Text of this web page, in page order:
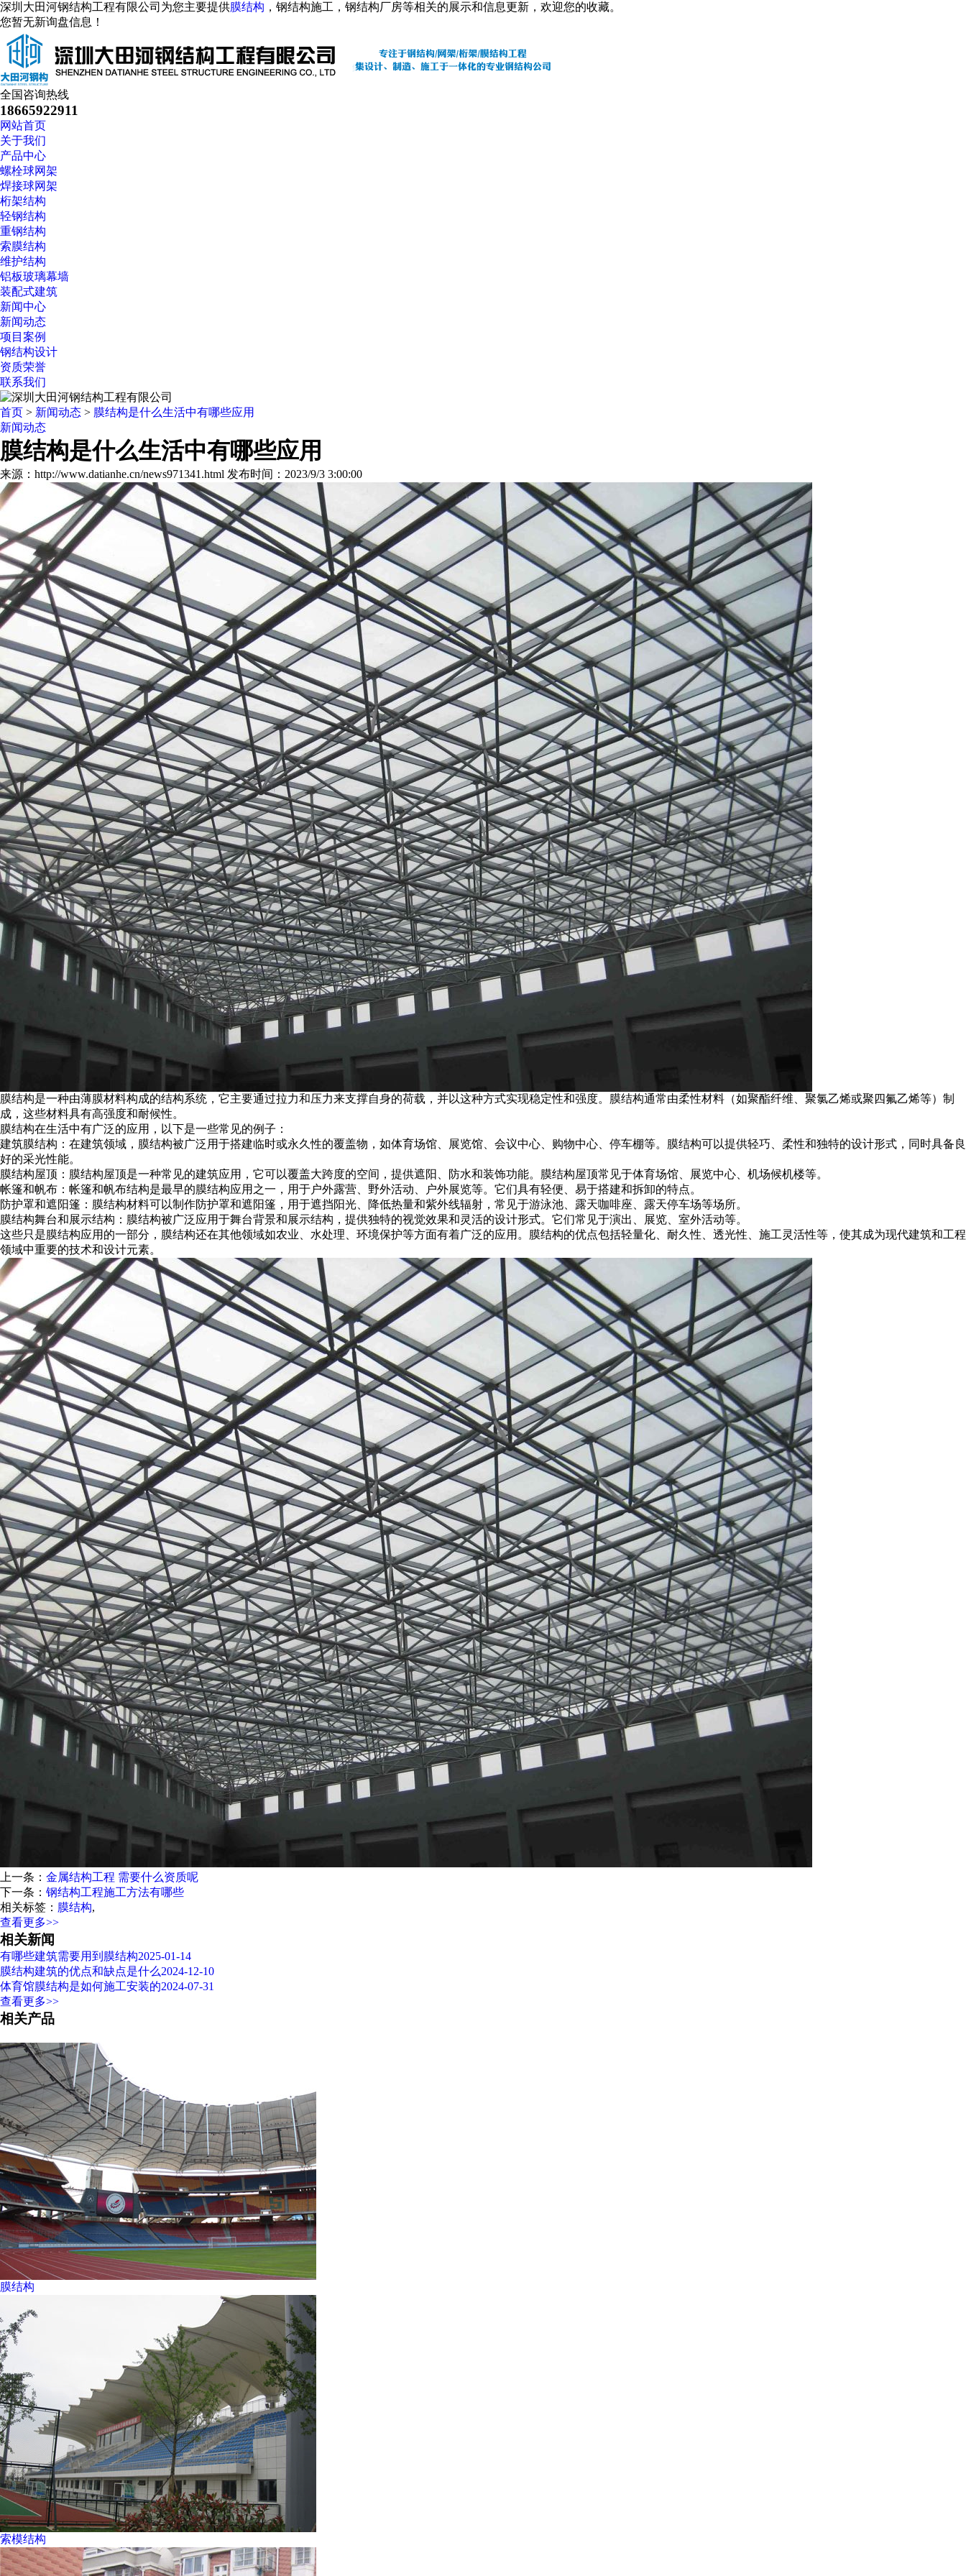
深圳大田河钢结构工程有限公司为您主要提供膜结构 ，钢结构施工，钢结构厂房等相关的展示和信息更新，欢迎您的收藏。
您暂无新询盘信息！
全国咨询热线
18665922911
网站首页
关于我们
产品中心
螺栓球网架
焊接球网架
桁架结构
轻钢结构
重钢结构
索膜结构
维护结构
铝板玻璃幕墙
装配式建筑
新闻中心
新闻动态
项目案例
钢结构设计
资质荣誉
联系我们
首页 > 新闻动态 > 膜结构是什么生活中有哪些应用
新闻动态
膜结构是什么生活中有哪些应用
来源：http://www.datianhe.cn/news971341.html 发布时间：2023/9/3 3:00:00
膜结构是一种由薄膜材料构成的结构系统，它主要通过拉力和压力来支撑自身的荷载，并以这种方式实现稳定性和强度。膜结构通常由柔性材料（如聚酯纤维、聚氯乙烯或聚四氟乙烯等）制
成，这些材料具有高强度和耐候性。
膜结构在生活中有广泛的应用，以下是一些常见的例子：
建筑膜结构：在建筑领域，膜结构被广泛用于搭建临时或永久性的覆盖物，如体育场馆、展览馆、会议中心、购物中心、停车棚等。膜结构可以提供轻巧、柔性和独特的设计形式，同时具备良
好的采光性能。
膜结构屋顶：膜结构屋顶是一种常见的建筑应用，它可以覆盖大跨度的空间，提供遮阳、防水和装饰功能。膜结构屋顶常见于体育场馆、展览中心、机场候机楼等。
帐篷和帆布：帐篷和帆布结构是最早的膜结构应用之一，用于户外露营、野外活动、户外展览等。它们具有轻便、易于搭建和拆卸的特点。
防护罩和遮阳篷：膜结构材料可以制作防护罩和遮阳篷，用于遮挡阳光、降低热量和紫外线辐射，常见于游泳池、露天咖啡座、露天停车场等场所。
膜结构舞台和展示结构：膜结构被广泛应用于舞台背景和展示结构，提供独特的视觉效果和灵活的设计形式。它们常见于演出、展览、室外活动等。
这些只是膜结构应用的一部分，膜结构还在其他领域如农业、水处理、环境保护等方面有着广泛的应用。膜结构的优点包括轻量化、耐久性、透光性、施工灵活性等，使其成为现代建筑和工程
领域中重要的技术和设计元素。
上一条： 金属结构工程 需要什么资质呢
下一条： 钢结构工程施工方法有哪些
相关标签： 膜结构,
查看更多>>
相关新闻
有哪些建筑需要用到膜结构2025-01-14
膜结构建筑的优点和缺点是什么2024-12-10
体育馆膜结构是如何施工安装的2024-07-31
查看更多>>
相关产品
膜结构
索模结构